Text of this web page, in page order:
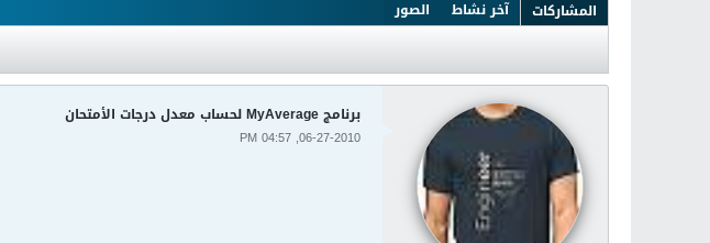
المشاركات آخر نشاط الصور
برنامج MyAverage لحساب معدل درجات الأمتحان
06-27-2010, 04:57 PM